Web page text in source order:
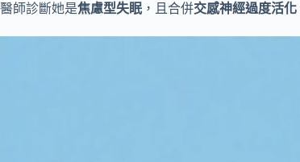
醫師診斷她是焦慮型失眠 ，且合併交感神經過度活化